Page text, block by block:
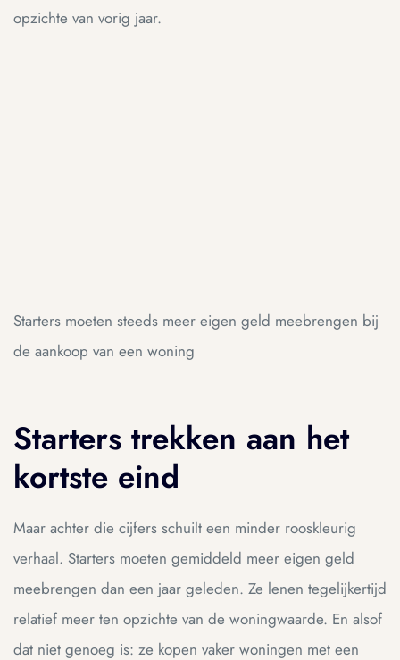
opzichte van vorig jaar.
Starters moeten steeds meer eigen geld meebrengen bij
de aankoop van een woning
Starters trekken aan het
kortste eind
Maar achter die cijfers schuilt een minder rooskleurig
verhaal. Starters moeten gemiddeld meer eigen geld
meebrengen dan een jaar geleden. Ze lenen tegelijkertijd
relatief meer ten opzichte van de woningwaarde. En alsof
dat niet genoeg is: ze kopen vaker woningen met een